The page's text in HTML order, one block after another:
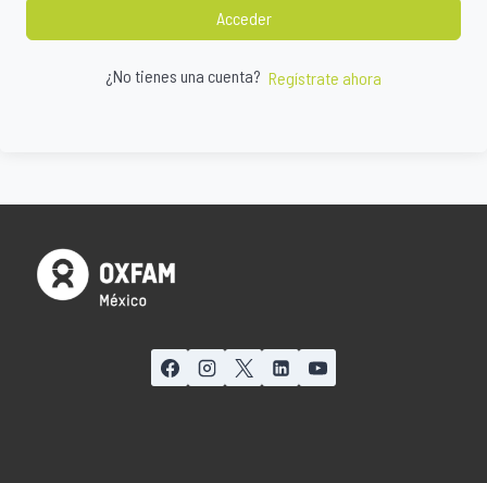
Acceder
¿No tienes una cuenta? Regístrate ahora